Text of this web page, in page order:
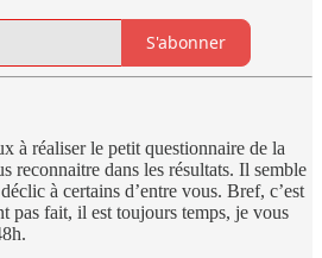
S'abonner
à réaliser le petit questionnaire de la
reconnaitre dans les résultats. Il semble
à certains d’entre vous. Bref, c’est
pas fait, il est toujours temps, je vous